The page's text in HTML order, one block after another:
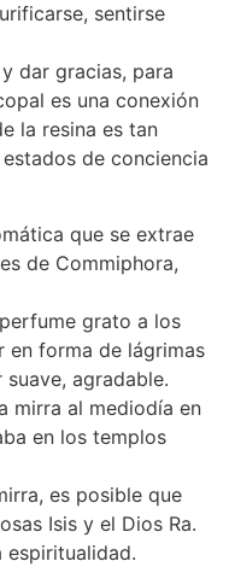
sentirse
dar gracias, para
es una conexión
la resina es tan
de conciencia
que se extrae
de Commiphora,
grato a los
en forma de lágrimas
agradable.
mirra al mediodía en
en los templos
es posible que
Isis y el Dios Ra.
espiritualidad.